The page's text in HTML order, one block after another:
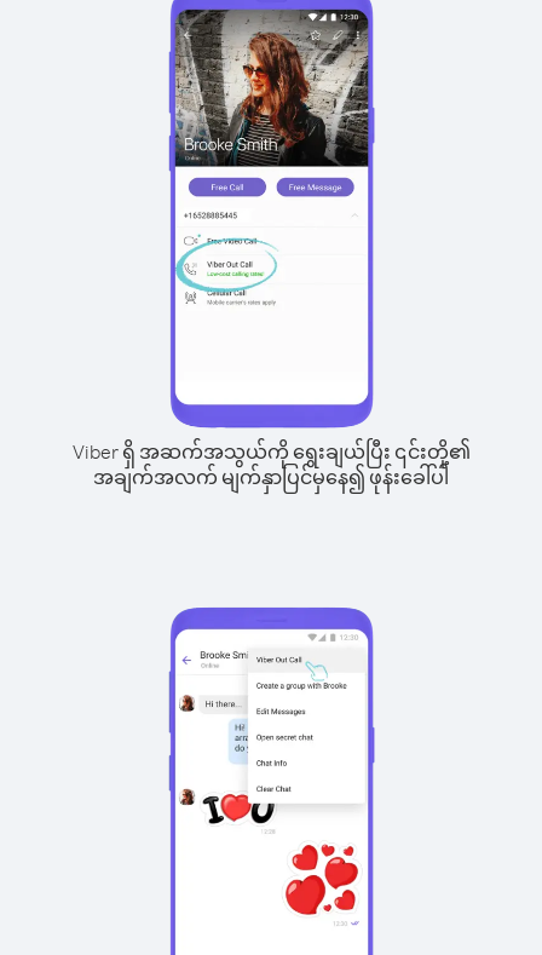
Viber ရှိ အဆက်အသွယ်ကို ရွေးချယ်ပြီး ၎င်းတို့၏
အချက်အလက် မျက်နှာပြင်မှနေ၍ ဖုန်းခေါ်ပါ